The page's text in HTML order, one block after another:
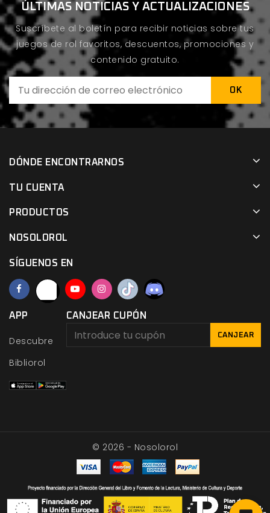
ÚLTIMAS NOTICIAS Y ACTUALIZACIONES
Suscríbete al boletín para recibir noticias sobre tus
juegos de rol favoritos, descuentos, promociones y
contenido gratuito.
DÓNDE ENCONTRARNOS
TU CUENTA
PRODUCTOS
NOSOLOROL
SÍGUENOS EN
APP
Descubre
Bibliorol
CANJEAR CUPÓN
CANJEAR
© 2026 - Nosolorol